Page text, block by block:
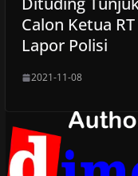
Calon Ketua
Lapor Polisi
2021-11-08